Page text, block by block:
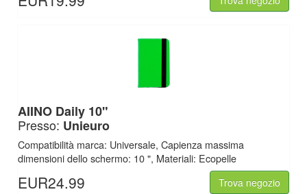
AIINO Daily 10"
Presso: Unieuro
Compatibilità marca: Universale, Capienza massima
dimensioni dello schermo: 10 ", Materiali: Ecopelle
EUR24.99 Trova negozio